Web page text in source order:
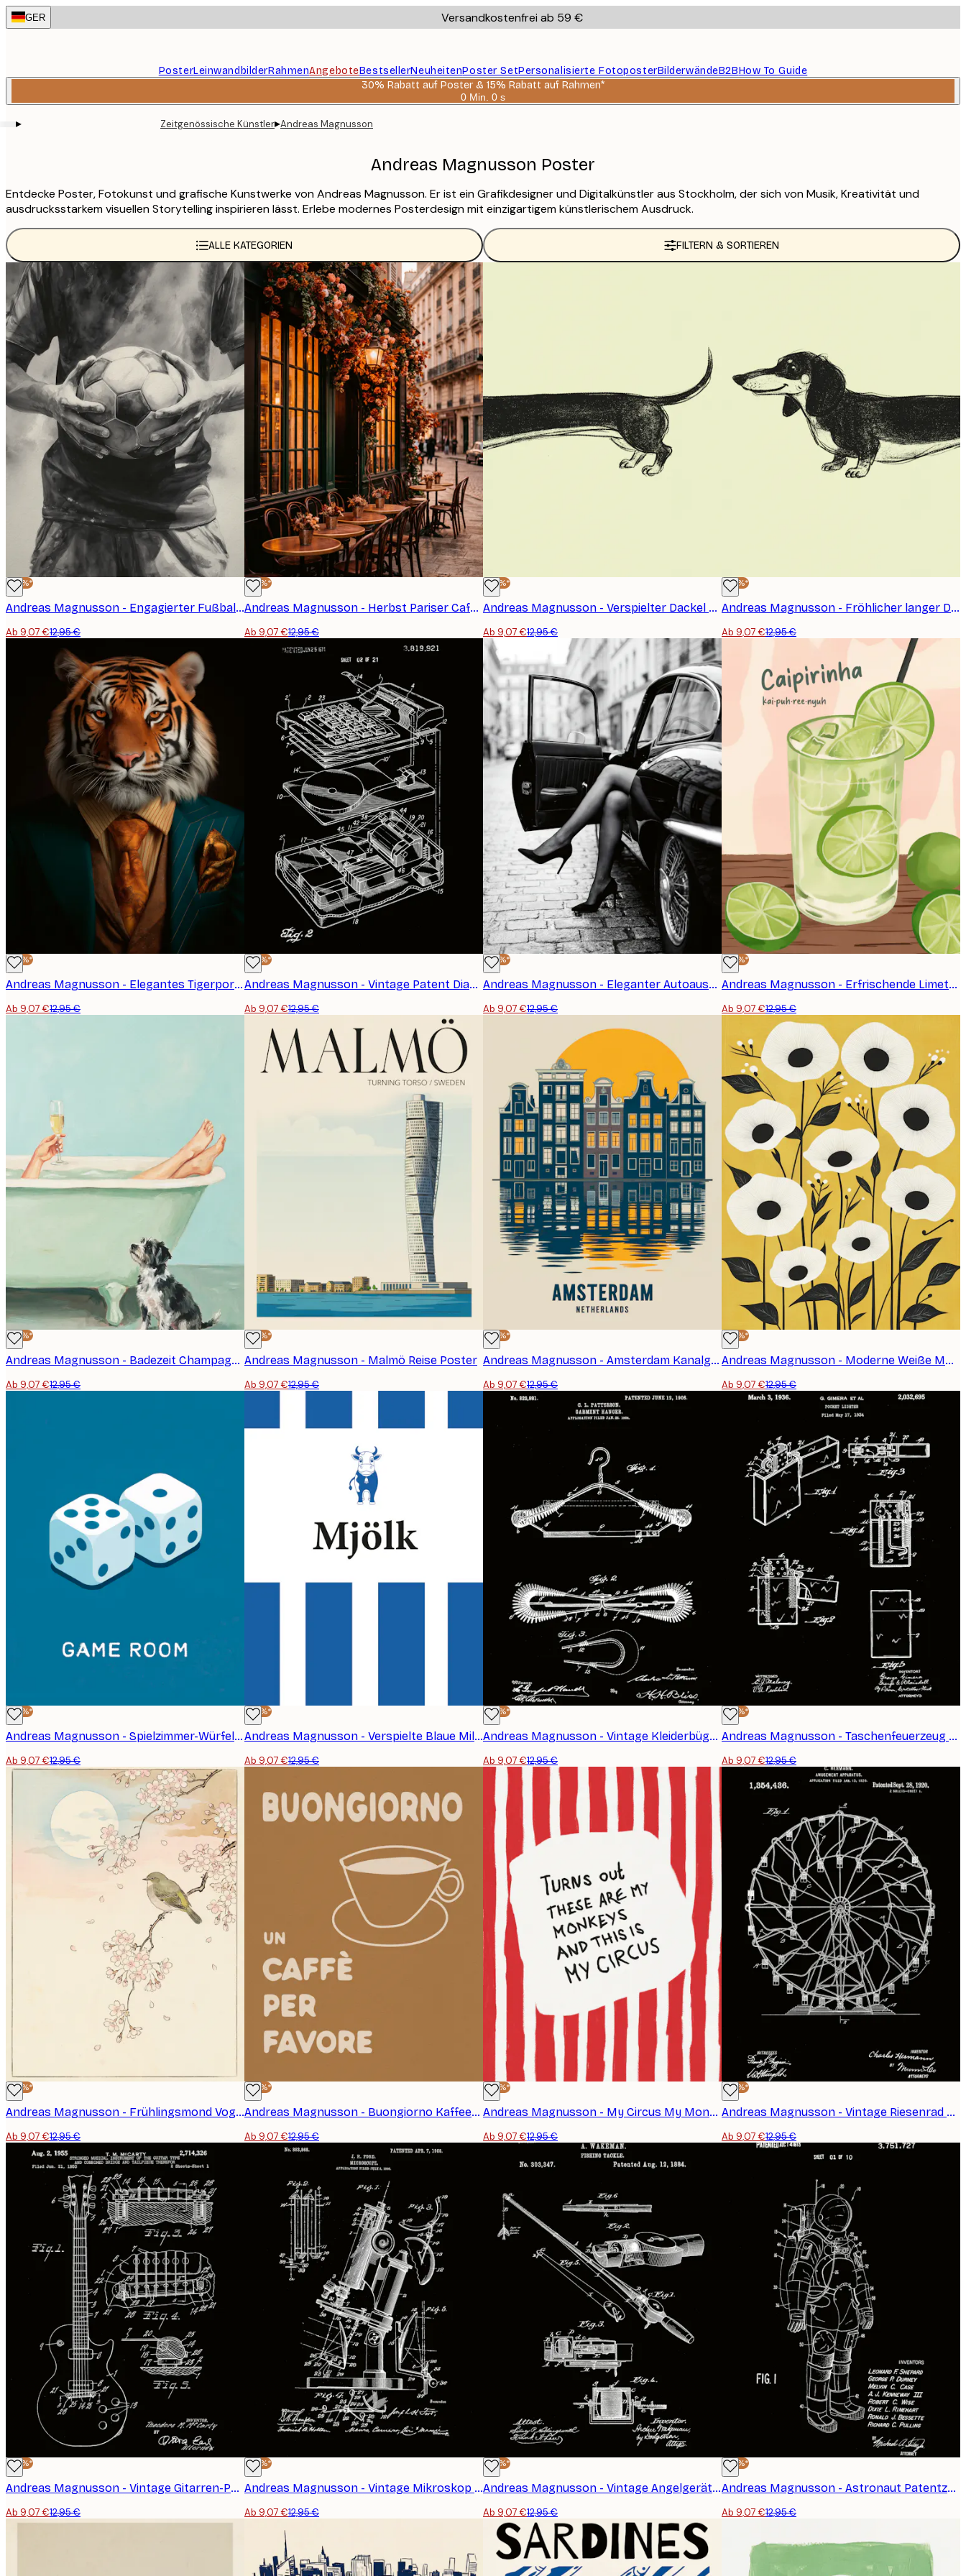
Skip
to
GER Versandkostenfrei ab 59 €
PosterLeinwandbilderRahmenAngeboteBestsellerNeuheitenPoster SetPersonalisierte FotoposterBilderwändeB2BHow To Guide
30% Rabatt auf Poster & 15% Rabatt auf Rahmen*
0 Min. 0 s
Gültig
▸ Zeitgenössische Künstler▸Andreas Magnusson
Andreas Magnusson Poster
Entdecke Poster, Fotokunst und grafische Kunstwerke von Andreas Magnusson. Er ist ein Grafikdesigner und Digitalkünstler aus Stockholm, der sich von Musik, Kreativität und
ausdrucksstarkem visuellen Storytelling inspirieren lässt. Erlebe modernes Posterdesign mit einzigartigem künstlerischem Ausdruck.
ALLE KATEGORIEN FILTERN & SORTIEREN
-30%*
Andreas Magnusson - Engagierter Fußballspieler Poster
Ab 9,07 €12,95 €
-30%*
Andreas Magnusson - Herbst Pariser Café Poster
Ab 9,07 €12,95 €
-30%*
Andreas Magnusson - Verspielter Dackel Poster
Ab 9,07 €12,95 €
-30%*
Andreas Magnusson - Fröhlicher langer Dackel Poster
Ab 9,07 €12,95 €
-30%*
Andreas Magnusson - Elegantes Tigerporträt Poster
Ab 9,07 €12,95 €
-30%*
Andreas Magnusson - Vintage Patent Diagram Poster
Ab 9,07 €12,95 €
-30%*
Andreas Magnusson - Eleganter Autoausstieg Poster
Ab 9,07 €12,95 €
-30%*
Andreas Magnusson - Erfrischende Limetten-Caipirinha Poster
Ab 9,07 €12,95 €
-30%*
Andreas Magnusson - Badezeit Champagner Hund Poster
Ab 9,07 €12,95 €
-30%*
Andreas Magnusson - Malmö Reise Poster
Ab 9,07 €12,95 €
-30%*
Andreas Magnusson - Amsterdam Kanalglanz Poster
Ab 9,07 €12,95 €
-30%*
Andreas Magnusson - Moderne Weiße Mohnblumen Poster
Ab 9,07 €12,95 €
-30%*
Andreas Magnusson - Spielzimmer-Würfel Poster
Ab 9,07 €12,95 €
-30%*
Andreas Magnusson - Verspielte Blaue Milchkuh Poster
Ab 9,07 €12,95 €
-30%*
Andreas Magnusson - Vintage Kleiderbügel Patent Poster
Ab 9,07 €12,95 €
-30%*
Andreas Magnusson - Taschenfeuerzeug Patent Poster
Ab 9,07 €12,95 €
-30%*
Andreas Magnusson - Frühlingsmond Vogel Blüten Poster
Ab 9,07 €12,95 €
-30%*
Andreas Magnusson - Buongiorno Kaffeetasse Poster
Ab 9,07 €12,95 €
-30%*
Andreas Magnusson - My Circus My Monkeys Poster
Ab 9,07 €12,95 €
-30%*
Andreas Magnusson - Vintage Riesenrad Blaupause Poster
Ab 9,07 €12,95 €
-30%*
Andreas Magnusson - Vintage Gitarren-Patent Poster
Ab 9,07 €12,95 €
-30%*
Andreas Magnusson - Vintage Mikroskop Patent Poster
Ab 9,07 €12,95 €
-30%*
Andreas Magnusson - Vintage Angelgeräte Patent Poster
Ab 9,07 €12,95 €
-30%*
Andreas Magnusson - Astronaut Patentzeichnung Poster
Ab 9,07 €12,95 €
Datenschutzerklärung